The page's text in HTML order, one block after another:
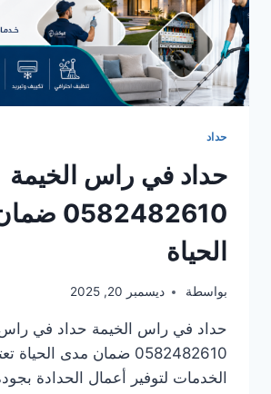
حداد
حداد في راس الخيمة
الحياة
بواسطة ديسمبر 20, 2025
حداد في راس الخيمة حداد في راس
0582482610 ضمان مدى
الخدمات لتوفير أعمال الحدادة